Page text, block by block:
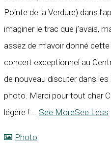
Pointe de la Verdure) dans
imaginer le trac que j’avais,
assez de m’avoir donné
concert exceptionnel au
de nouveau discuter dans les
photo. Merci pour tout cher
légère !
See MoreSee Less
Photo